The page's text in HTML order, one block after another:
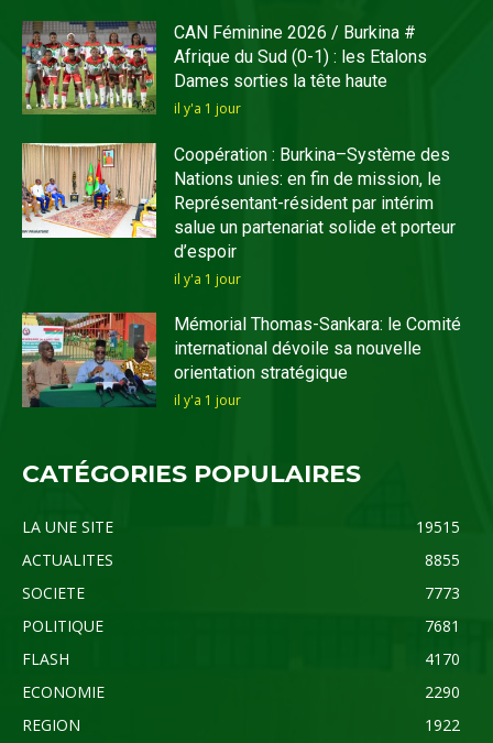
CAN Féminine 2026 / Burkina #
Afrique du Sud (0-1) : les Etalons
Dames sorties la tête haute
il y'a 1 jour
Coopération : Burkina–Système des
Nations unies: en fin de mission, le
Représentant-résident par intérim
salue un partenariat solide et porteur
d’espoir
il y'a 1 jour
Mémorial Thomas-Sankara: le Comité
international dévoile sa nouvelle
orientation stratégique
il y'a 1 jour
CATÉGORIES POPULAIRES
LA UNE SITE
19515
ACTUALITES
8855
SOCIETE
7773
POLITIQUE
7681
FLASH
4170
ECONOMIE
2290
REGION
1922